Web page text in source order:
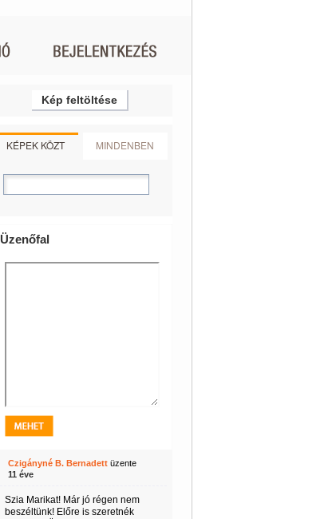
Kép feltöltése
KÉPEK KÖZT MINDENBEN
Üzenőfal
Czigányné B. Bernadettüzente
11 éve
Szia Marikat! Már jó régen nem
beszéltünk! Előre is szeretnék